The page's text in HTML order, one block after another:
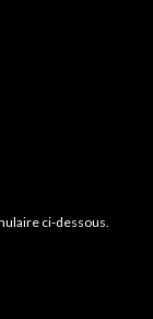
ci-dessous.